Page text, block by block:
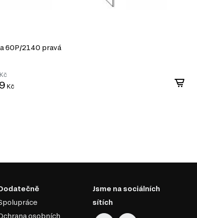
60P/2140 pravá
Kč
Kč
osobních
Jsme na sociálních
sítích